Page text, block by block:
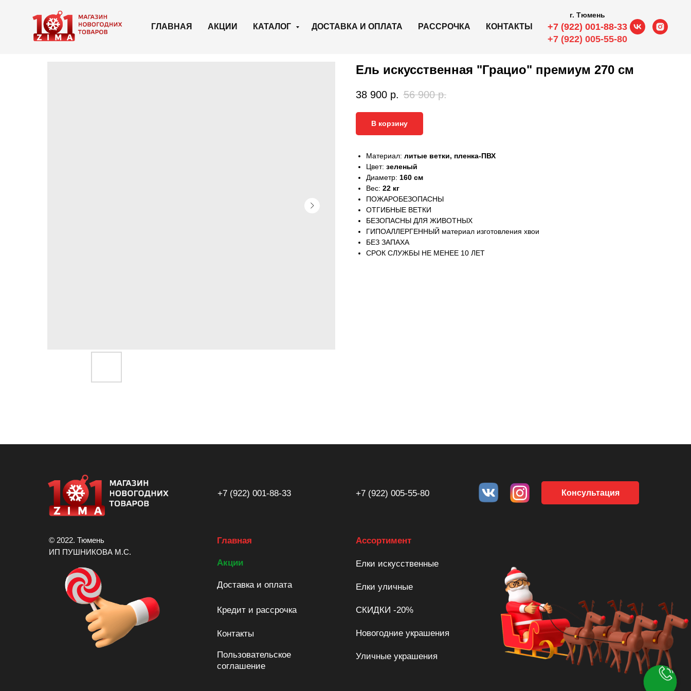
ГЛАВНАЯ АКЦИИ КАТАЛОГ ДОСТАВКА И ОПЛАТА РАССРОЧКА КОНТАКТЫ
г. Тюмень
+7 (922) 001-88-33
+7 (922) 005-55-80
Ель искусственная "Грацио" премиум 270 см
38 900 р. 56 900 р.
В корзину
Материал: литые ветки, пленка-ПВХ
Цвет: зеленый
Диаметр: 160 см
Вес: 22 кг
ПОЖАРОБЕЗОПАСНЫ
ОТГИБНЫЕ ВЕТКИ
БЕЗОПАСНЫ ДЛЯ ЖИВОТНЫХ
ГИПОАЛЛЕРГЕННЫЙ материал изготовления хвои
БЕЗ ЗАПАХА
СРОК СЛУЖБЫ НЕ МЕНЕЕ 10 ЛЕТ
© 2022. Тюмень
ИП ПУШНИКОВА М.С.
Ассортимент
Акции Елки искусственные
СКИДКИ -20%
Главная
Доставка и оплата
Контакты
Пользовательское
соглашение
+7 (922) 001-88-33 +7 (922) 005-55-80 Консультация
Новогодние украшения
Уличные украшения
Елки уличные
Кредит и рассрочка